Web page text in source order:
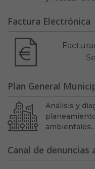
Factura Electrónica
Plan General
Análisis y
Canal de